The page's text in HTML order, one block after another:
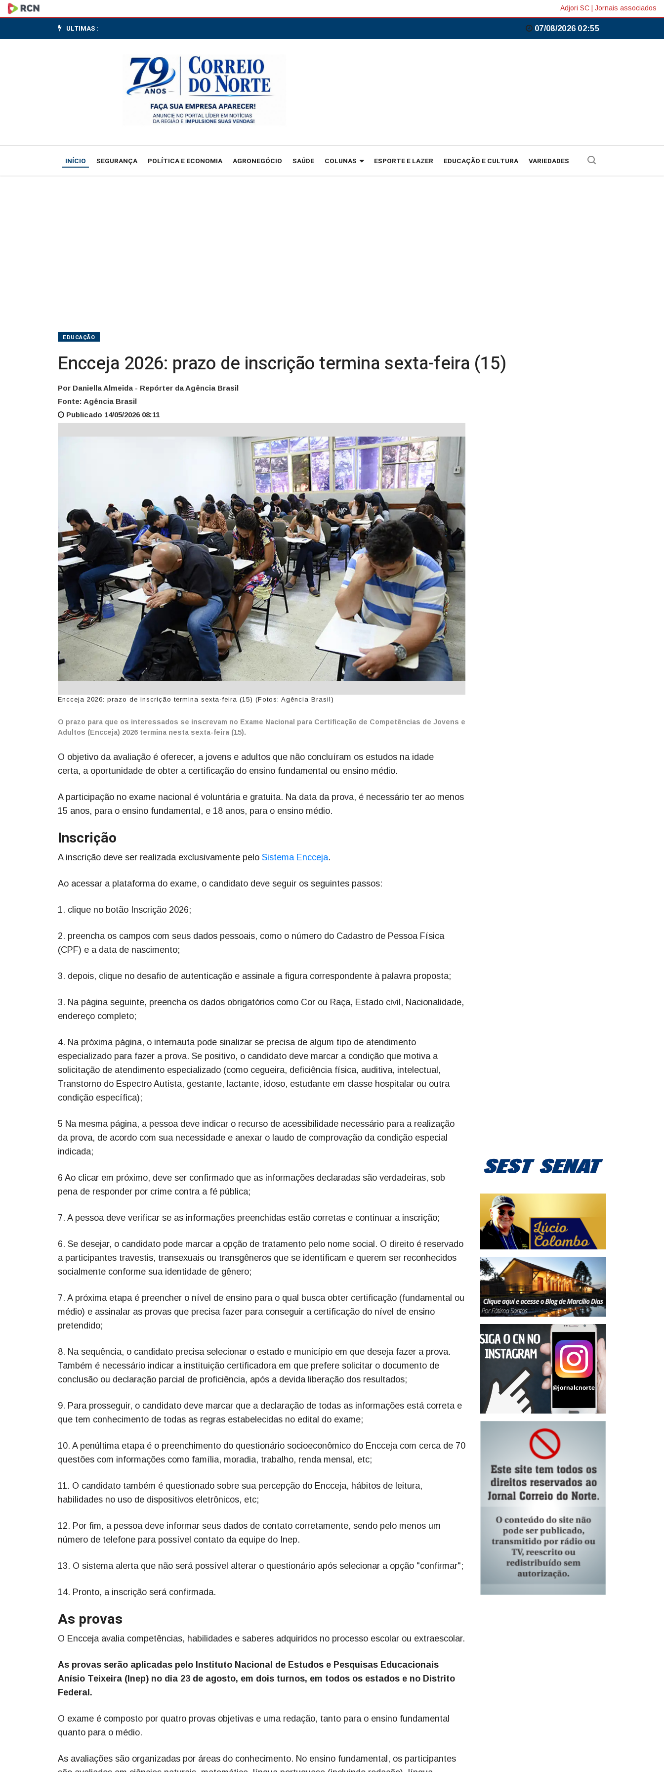
Encceja
2026:
sexta-
Adjori SC Jornais associados
ULTIMAS : 07/08/2026 02:55
INÍCIO SEGURANÇA POLÍTICA E ECONOMIA AGRONEGÓCIO SAÚDE COLUNAS ESPORTE E LAZER EDUCAÇÃO E CULTURA VARIEDADES
EDUCAÇÃO
Encceja 2026: prazo de inscrição termina sexta-feira (15)
Por Daniella Almeida - Repórter da Agência Brasil
Fonte: Agência Brasil
Publicado 14/05/2026 08:11
Encceja 2026: prazo de inscrição termina sexta-feira (15) (Fotos: Agência Brasil)
O prazo para que os interessados se inscrevam no Exame Nacional para Certificação de Competências de Jovens e
Adultos (Encceja) 2026 termina nesta sexta-feira (15).
O objetivo da avaliação é oferecer, a jovens e adultos que não concluíram os estudos na idade
certa, a oportunidade de obter a certificação do ensino fundamental ou ensino médio.
A participação no exame nacional é voluntária e gratuita. Na data da prova, é necessário ter ao menos
15 anos, para o ensino fundamental, e 18 anos, para o ensino médio.
Inscrição
A inscrição deve ser realizada exclusivamente pelo Sistema Encceja.
Ao acessar a plataforma do exame, o candidato deve seguir os seguintes passos:
1. clique no botão Inscrição 2026;
2. preencha os campos com seus dados pessoais, como o número do Cadastro de Pessoa Física
(CPF) e a data de nascimento;
3. depois, clique no desafio de autenticação e assinale a figura correspondente à palavra proposta;
3. Na página seguinte, preencha os dados obrigatórios como Cor ou Raça, Estado civil, Nacionalidade,
endereço completo;
4. Na próxima página, o internauta pode sinalizar se precisa de algum tipo de atendimento
especializado para fazer a prova. Se positivo, o candidato deve marcar a condição que motiva a
solicitação de atendimento especializado (como cegueira, deficiência física, auditiva, intelectual,
Transtorno do Espectro Autista, gestante, lactante, idoso, estudante em classe hospitalar ou outra
condição específica);
5 Na mesma página, a pessoa deve indicar o recurso de acessibilidade necessário para a realização
da prova, de acordo com sua necessidade e anexar o laudo de comprovação da condição especial
indicada;
6 Ao clicar em próximo, deve ser confirmado que as informações declaradas são verdadeiras, sob
pena de responder por crime contra a fé pública;
7. A pessoa deve verificar se as informações preenchidas estão corretas e continuar a inscrição;
6. Se desejar, o candidato pode marcar a opção de tratamento pelo nome social. O direito é reservado
a participantes travestis, transexuais ou transgêneros que se identificam e querem ser reconhecidos
socialmente conforme sua identidade de gênero;
7. A próxima etapa é preencher o nível de ensino para o qual busca obter certificação (fundamental ou
médio) e assinalar as provas que precisa fazer para conseguir a certificação do nível de ensino
pretendido;
8. Na sequência, o candidato precisa selecionar o estado e município em que deseja fazer a prova.
Também é necessário indicar a instituição certificadora em que prefere solicitar o documento de
conclusão ou declaração parcial de proficiência, após a devida liberação dos resultados;
9. Para prosseguir, o candidato deve marcar que a declaração de todas as informações está correta e
que tem conhecimento de todas as regras estabelecidas no edital do exame;
10. A penúltima etapa é o preenchimento do questionário socioeconômico do Encceja com cerca de 70
questões com informações como família, moradia, trabalho, renda mensal, etc;
11. O candidato também é questionado sobre sua percepção do Encceja, hábitos de leitura,
habilidades no uso de dispositivos eletrônicos, etc;
12. Por fim, a pessoa deve informar seus dados de contato corretamente, sendo pelo menos um
número de telefone para possível contato da equipe do Inep.
13. O sistema alerta que não será possível alterar o questionário após selecionar a opção "confirmar";
14. Pronto, a inscrição será confirmada.
As provas
O Encceja avalia competências, habilidades e saberes adquiridos no processo escolar ou extraescolar.
As provas serão aplicadas pelo Instituto Nacional de Estudos e Pesquisas Educacionais
Anísio Teixeira (Inep) no dia 23 de agosto, em dois turnos, em todos os estados e no Distrito
Federal.
O exame é composto por quatro provas objetivas e uma redação, tanto para o ensino fundamental
quanto para o médio.
As avaliações são organizadas por áreas do conhecimento. No ensino fundamental, os participantes